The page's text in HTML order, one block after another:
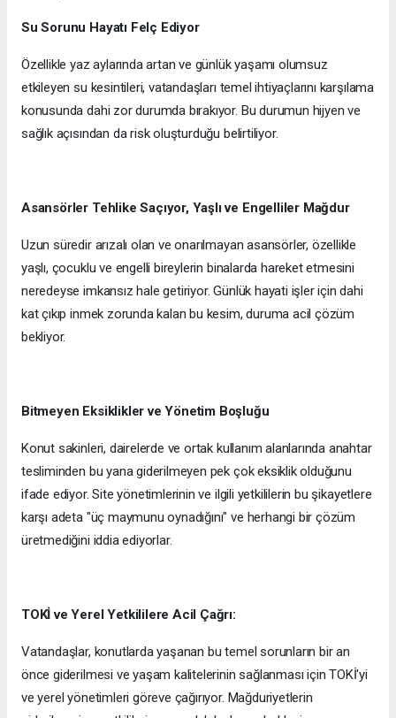
Su Sorunu Hayatı Felç Ediyor
Özellikle yaz aylarında artan ve günlük yaşamı olumsuz
etkileyen su kesintileri, vatandaşları temel ihtiyaçlarını karşılama
konusunda dahi zor durumda bırakıyor. Bu durumun hijyen ve
sağlık açısından da risk oluşturduğu belirtiliyor.
Asansörler Tehlike Saçıyor, Yaşlı ve Engelliler Mağdur
Uzun süredir arızalı olan ve onarılmayan asansörler, özellikle
yaşlı, çocuklu ve engelli bireylerin binalarda hareket etmesini
neredeyse imkansız hale getiriyor. Günlük hayati işler için dahi
kat çıkıp inmek zorunda kalan bu kesim, duruma acil çözüm
bekliyor.
Bitmeyen Eksiklikler ve Yönetim Boşluğu
Konut sakinleri, dairelerde ve ortak kullanım alanlarında anahtar
tesliminden bu yana giderilmeyen pek çok eksiklik olduğunu
ifade ediyor. Site yönetimlerinin ve ilgili yetkililerin bu şikayetlere
karşı adeta "üç maymunu oynadığını" ve herhangi bir çözüm
üretmediğini iddia ediyorlar.
TOKİ ve Yerel Yetkililere Acil Çağrı:
Vatandaşlar, konutlarda yaşanan bu temel sorunların bir an
önce giderilmesi ve yaşam kalitelerinin sağlanması için TOKİ'yi
ve yerel yönetimleri göreve çağırıyor. Mağduriyetlerin